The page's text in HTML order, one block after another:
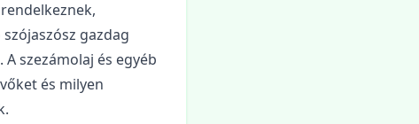
gazdag
szezámolaj és egyéb
és milyen